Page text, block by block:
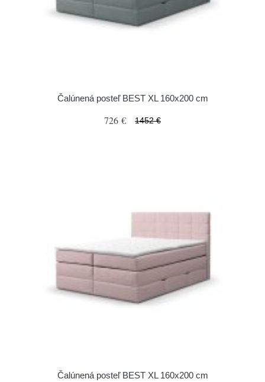
Čalúnená posteľ BEST XL 160x200 cm
726 € 1452 €
Čalúnená posteľ BEST XL 160x200 cm